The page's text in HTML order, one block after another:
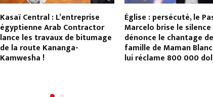
Kasaï Central : L’entreprise
égyptienne Arab Contractor
lance les travaux de bitumage
de la route Kananga-
Kamwesha !
Église : persécuté, le
Marcelo brise le
dénonce le chantage
famille de Maman
lui réclame 800 000